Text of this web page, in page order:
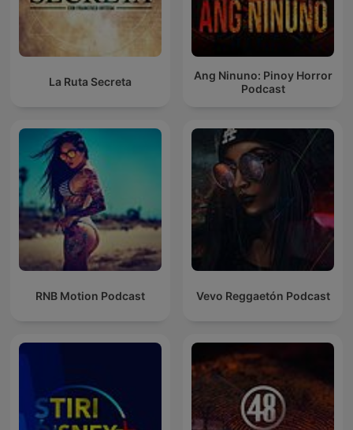
Ang Ninuno: Pinoy Horror
Podcast
La Ruta Secreta
Vevo Reggaetón Podcast
RNB Motion Podcast